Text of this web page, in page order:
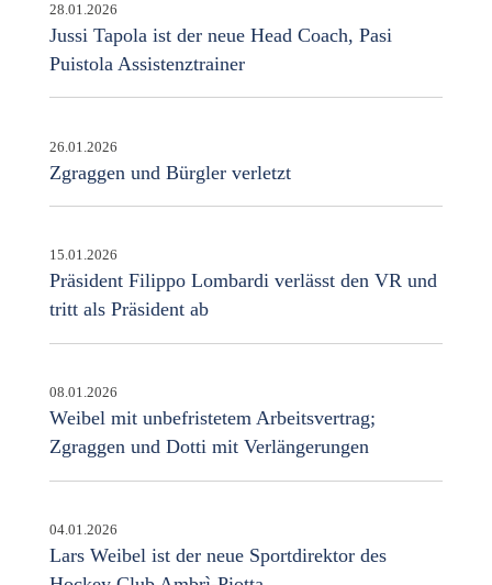
28.01.2026
Jussi Tapola ist der neue Head Coach, Pasi
Puistola Assistenztrainer
26.01.2026
Zgraggen und Bürgler verletzt
15.01.2026
Präsident Filippo Lombardi verlässt den VR und
tritt als Präsident ab
08.01.2026
Weibel mit unbefristetem Arbeitsvertrag;
Zgraggen und Dotti mit Verlängerungen
04.01.2026
Lars Weibel ist der neue Sportdirektor des